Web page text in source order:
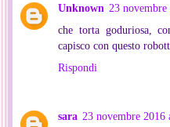
Unknown 23
che torta goduriosa,
capisco con questo
Rispondi
sara 23 novembre 2016